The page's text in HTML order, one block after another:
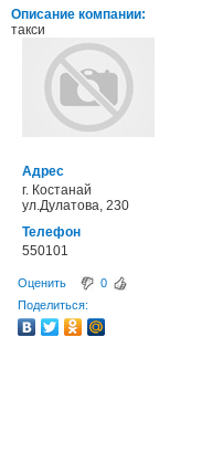
Описание компании:
такси
Адрес
г. Костанай
ул.Дулатова, 230
Телефон
550101
Оценить
0
Поделиться: